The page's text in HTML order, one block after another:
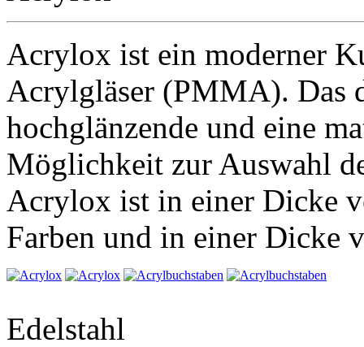
Acrylox ist ein moderner
Acrylgläser (PMMA). Das
hochglänzende und eine
Möglichkeit zur Auswahl
Acrylox ist in einer Dicke
Farben und in einer Dicke
Edelstahl